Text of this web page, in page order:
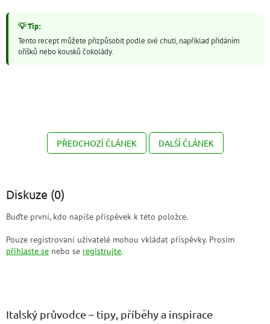
Tento recept můžete přizpůsobit podle své chuti, například přidáním
oříšků nebo kousků čokolády.
PŘEDCHOZÍ ČLÁNEK DALŠÍ ČLÁNEK
Diskuze (0)
Buďte první, kdo napíše příspěvek k této položce.
Pouze registrovaní uživatelé mohou vkládat příspěvky. Prosím
přihlaste se nebo se registrujte.
Italský průvodce – tipy, příběhy a inspirace